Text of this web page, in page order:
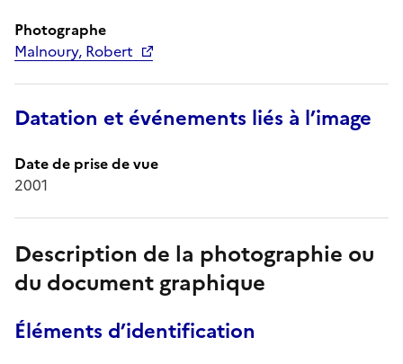
Photographe
Malnoury, Robert
Datation et événements liés à l’image
Date de prise de vue
2001
Description de la photographie ou
du document graphique
Éléments d’identification